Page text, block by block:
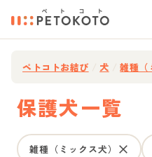
ペトコトお結び 犬 雑種（
保護犬一覧
雑種（ミックス犬）